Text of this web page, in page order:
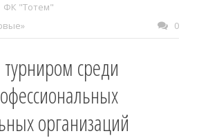
ФК "Тотем"
0
среди
организаций